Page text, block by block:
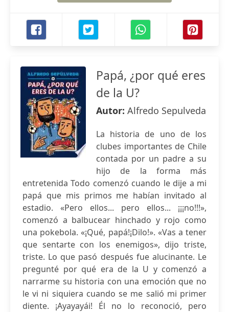
Papá, ¿por qué eres
de la U?
Autor: Alfredo Sepulveda
La historia de uno de los
clubes importantes de Chile
contada por un padre a su
hijo de la forma más
entretenida Todo comenzó cuando le dije a mi
papá que mis primos me habían invitado al
estadio. «Pero ellos... pero ellos... ¡¡¡no!!!»,
comenzó a balbucear hinchado y rojo como
una pokebola. «¡Qué, papá!¡Dilo!». «Vas a tener
que sentarte con los enemigos», dijo triste,
triste. Lo que pasó después fue alucinante. Le
pregunté por qué era de la U y comenzó a
narrarme su historia con una emoción que no
le vi ni siquiera cuando se me salió mi primer
diente. ¡Ayayayái! Él no lo reconoció, pero